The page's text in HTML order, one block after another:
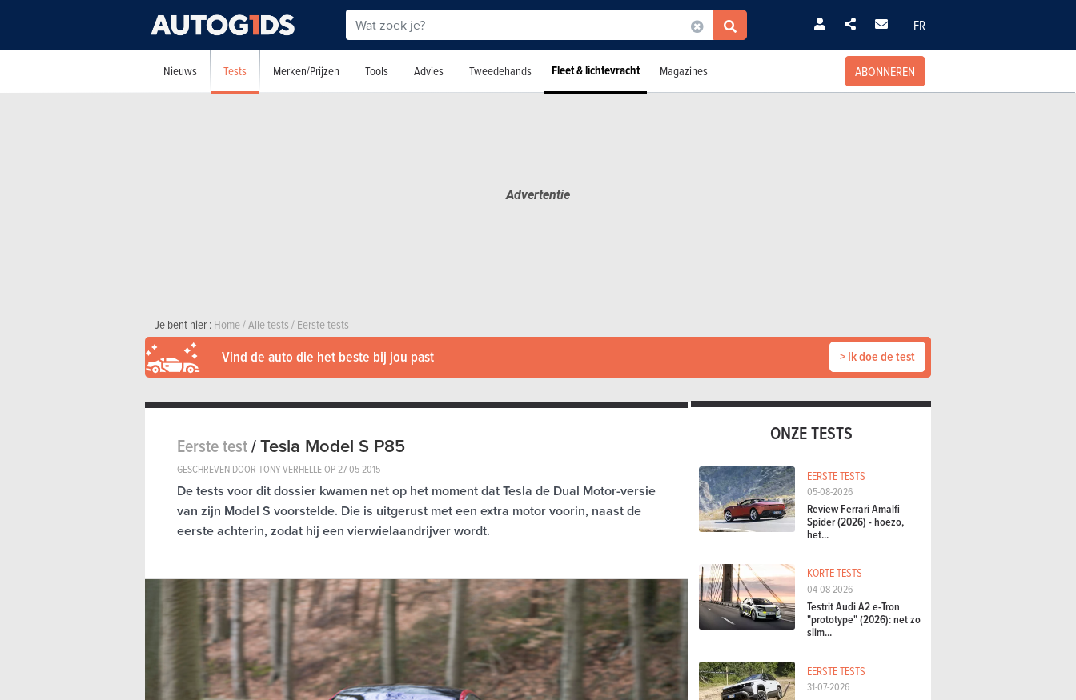
FR
Nieuws Tests Merken/Prijzen Tools Advies Tweedehands Fleet & lichtevracht Magazines ABONNEREN
Je bent hier :Home/Alle tests/Eerste tests
Vind de auto die het beste bij jou past > Ik doe de test
Eerste test/Tesla Model S P85
GESCHREVEN DOOR TONY VERHELLE OP27-05-2015
De tests voor dit dossier kwamen net op het moment dat Tesla de Dual Motor-versie
van zijn Model S voorstelde. Die is uitgerust met een extra motor voorin, naast de
eerste achterin, zodat hij een vierwielaandrijver wordt.
ONZE TESTS
EERSTE TESTS
05-08-2026
Review Ferrari Amalfi
Spider (2026) - hoezo,
het...
KORTE TESTS
04-08-2026
Testrit Audi A2 e-Tron
"prototype" (2026): net zo
slim...
EERSTE TESTS
31-07-2026